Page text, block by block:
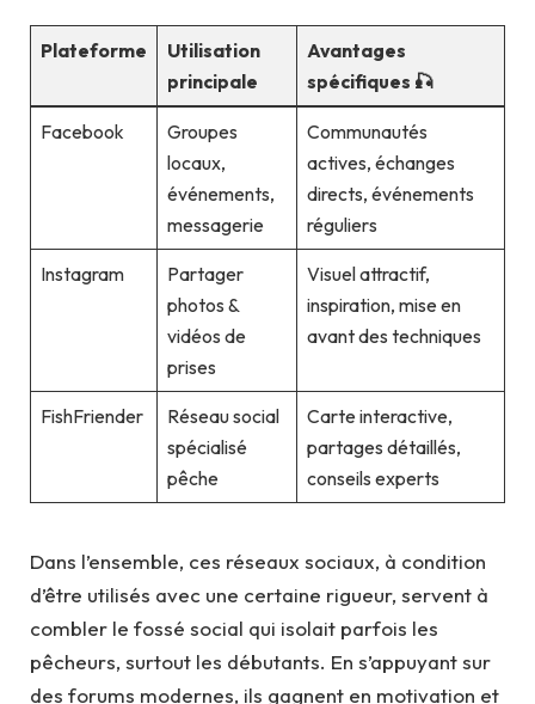
Plateforme
Utilisation
principale
Avantages
spécifiques 🎣
Facebook
Groupes
locaux,
événements,
messagerie
Communautés
actives, échanges
directs, événements
réguliers
Instagram
Partager
photos &
vidéos de
prises
Visuel attractif,
inspiration, mise en
avant des techniques
FishFriender
Réseau social
spécialisé
pêche
Carte interactive,
partages détaillés,
conseils experts
Dans l’ensemble, ces réseaux sociaux, à condition
d’être utilisés avec une certaine rigueur, servent à
combler le fossé social qui isolait parfois les
pêcheurs, surtout les débutants. En s’appuyant sur
des forums modernes, ils gagnent en motivation et